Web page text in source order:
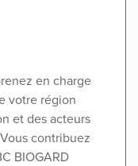
en charge
votre région
et des acteurs
contribuez
BIOGARD